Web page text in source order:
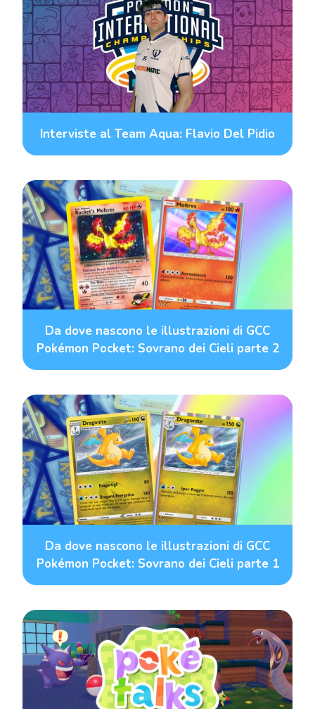
Interviste al Team Aqua: Flavio Del Pidio
Da dove nascono le illustrazioni di GCC
Pokémon Pocket: Sovrano dei Cieli parte 2
Da dove nascono le illustrazioni di GCC
Pokémon Pocket: Sovrano dei Cieli parte 1